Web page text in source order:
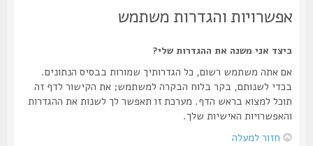
אפשרויות והגדרות משתמש
כיצד אני משנה את ההגדרות שלי?
אם אתה משתמש רשום, כל הגדרותיך שמורות בבסיס הנתונים.
בכדי לשנותם, בקר בלוח הבקרה למשתמש; את הקישור לדף זה
תוכל למצוא בראש הדף. מערכת זו תאפשר לך לשנות את ההגדרות
והאפשרויות האישיות שלך.
חזור למעלה